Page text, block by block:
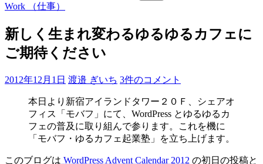
Work （仕事）
新しく生まれ変わるゆるゆるカフェに
ご期待ください
2012年12月1日 渡邉 ぎいち 3件のコメント
本日より新宿アイランドタワー２０Ｆ、シェアオ
フィス「モバフ」にて、WordPress とゆるゆるカ
フェの普及に取り組んで参ります。これを機に
「モバフ・ゆるカフェ起業塾」を立ち上げます。
このブログは WordPress Advent Calendar 2012 の初日の投稿と